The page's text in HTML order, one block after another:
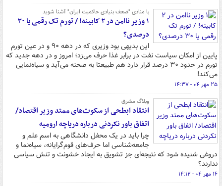
با منادی "ضعف بنیادی حاکمیت ایران" آشنا شوید
۱ وزیر ناامن در ۲ کابینه! / تورم تک رقمی یا ۳۰
درصدی؟
این بدیهی بود وزیری که در دهه ۹۰ و در عین تورم
پایین از امکان سیاست نفت در برابر غذا حرف می‌زد؛ امروز و در دهه جدید که
تورم در حدود ۳۰ درصد قرار دارد هم طبیعتا به صحنه می‌آید و سیاه‌نمایی
می‌کند!
۲۵ مهر ۰۴ - ۱۴:۳۷
وبلاگ مشرق
انتقاد ابطحی از سکوت‌های ممتد وزیر اقتصاد/
اتفاق باور نکردنی درباره دریاچه ارومیه
چرا باید در یک محفل دانشگاهی به اسم علم و
جامعه‌شناسی اما حرف‌های قوم‌گرایانه، سیاه‌نما و
دروغی شنیده شود که نتیجه‌ای جز تشویق به ایجاد خشونت و تنش سیاسی
ندارند؟
۱۶ مهر ۰۴ - ۱۴:۱۲